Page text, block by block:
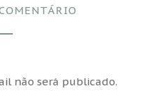
não será publicado.